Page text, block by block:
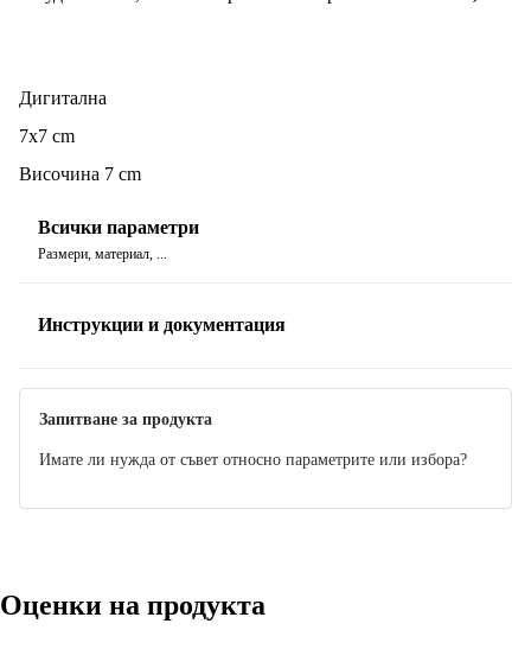
включен в комплекта. Алармата има три настройки със
звуков сигнал до една минута. Така че дори най-големите
Дигитална
7x7 cm
Височина 7 cm
Всички параметри
Размери, материал, ...
Инструкции и документация
Запитване за продукта
Имате ли нужда от съвет относно параметрите или избора?
Оценки на продукта